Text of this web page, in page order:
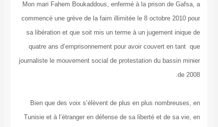
Mon mari Fahem Boukaddous, enfermé à la prison de Gafsa, a
commencé une grève de la faim illimitée le 8 octobre 2010 pour
sa libération et que soit mis un terme à un jugement inique de
quatre ans d’emprisonnement pour avoir couvert en tant que
journaliste le mouvement social de protestation du bassin minier
de 2008.
Bien que des voix s’élèvent de plus en plus nombreuses, en
Tunisie et à l’étranger en défense de sa liberté et de sa vie, en